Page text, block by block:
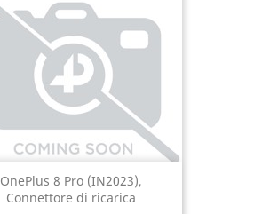
OnePlus 8 Pro (IN2023),
Connettore di ricarica